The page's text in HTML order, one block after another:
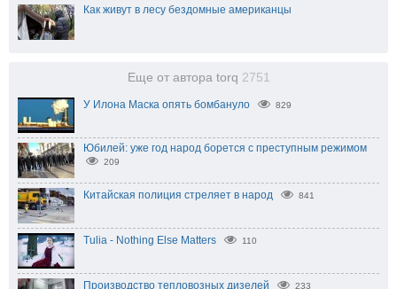
Как живут в лесу бездомные американцы
Еще от автора torq 2751
У Илона Маска опять бомбануло 829
Юбилей: уже год народ борется с преступным режимом
209
Китайская полиция стреляет в народ 841
Tulia - Nothing Else Matters 110
Производство тепловозных дизелей 233